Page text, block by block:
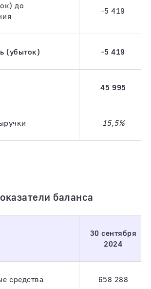
до
-5 419
(убыток) -5 419
45 995
15,5%
баланса
30 сентября
2024
средства 658 288